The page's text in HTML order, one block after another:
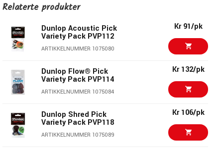
Relaterte produkter
Dunlop Acoustic Pick
Variety Pack PVP112
ARTIKKELNUMMER 1075080
Kr 91/pk
Dunlop Flow® Pick
Variety Pack PVP114
ARTIKKELNUMMER 1075084
Kr 132/pk
Dunlop Shred Pick
Variety Pack PVP118
ARTIKKELNUMMER 1075089
Kr 106/pk